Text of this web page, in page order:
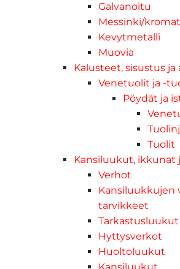
Galvanoitu
Messinki/
Kevytmetalli
Muovia
Kalusteet, sisustus ja
Venetuolit ja -
Pöydät ja
Tuolit
Kansiluukut, ikkunat
Verhot
Kansiluukkujen
tarvikkeet
Tarkastusluukut
Hyttysverkot
Huoltoluukut